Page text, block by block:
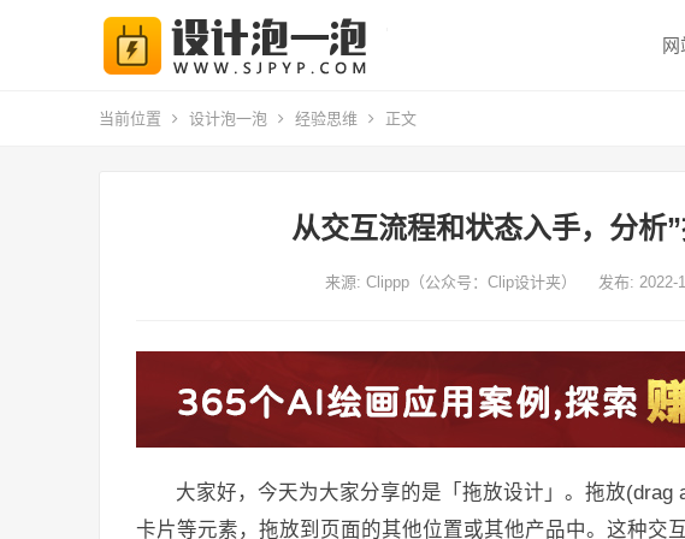
当前位置 设计泡一泡 经验思维 正文
从交互流程和状态入手，分析
来源: Clippp（公众号：Clip设计夹） 发布: 2022-
大家好，今天为大家分享的是「拖放设计」。拖放(drag
卡片等元素，拖放到页面的其他位置或其他产品中。这种交